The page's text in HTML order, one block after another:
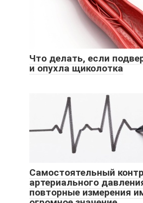
Что делать, если
и опухла щиколотка
Самостоятельный
артериального
повторные измерения